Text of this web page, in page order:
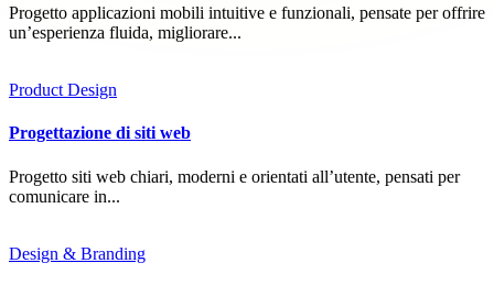
Progetto applicazioni mobili intuitive e funzionali, pensate per offrire
un’esperienza fluida, migliorare...
Product Design
Progettazione di siti web
Progetto siti web chiari, moderni e orientati all’utente, pensati per
comunicare in...
Design & Branding